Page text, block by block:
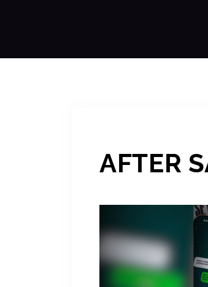
AFTER